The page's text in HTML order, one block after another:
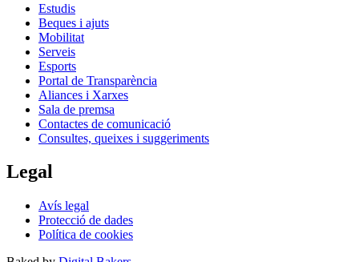
Estudis
Beques i ajuts
Mobilitat
Serveis
Esports
Portal de Transparència
Aliances i Xarxes
Sala de premsa
Contactes de comunicació
Consultes, queixes i suggeriments
Legal
Avís legal
Protecció de dades
Política de cookies